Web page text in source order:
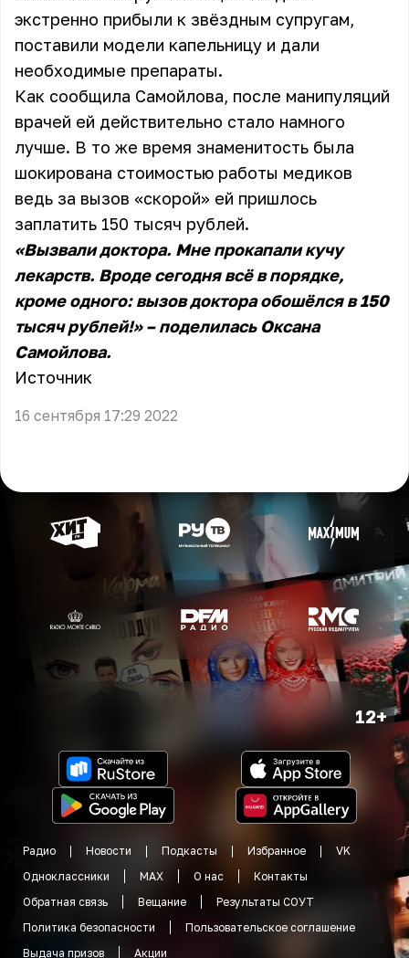
экстренно прибыли к звёздным супругам,
поставили модели капельницу и дали
необходимые препараты.
Как сообщила Самойлова, после манипуляций
врачей ей действительно стало намного
лучше. В то же время знаменитость была
шокирована стоимостью работы медиков
ведь за вызов «скорой» ей пришлось
заплатить 150 тысяч рублей.
«Вызвали доктора. Мне прокапали кучу
лекарств. Вроде сегодня всё в порядке,
кроме одного: вызов доктора обошёлся в 150
тысяч рублей!» – поделилась Оксана
Самойлова.
Источник
16 сентября 17:29 2022
12+
Радио Новости Подкасты Избранное
VK
Одноклассники
MAX О нас
Контакты
Обратная связь
Вещание
Результаты СОУТ
Политика безопасности
Пользовательское соглашение
Выдача призов
Акции